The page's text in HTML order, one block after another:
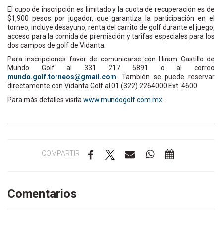
El cupo de inscripción es limitado y la cuota de recuperación es de
$1,900 pesos por jugador, que garantiza la participación en el
torneo, incluye desayuno, renta del carrito de golf durante el juego,
acceso para la comida de premiación y tarifas especiales para los
dos campos de golf de Vidanta.
Para inscripciones favor de comunicarse con Hiram Castillo de
Mundo Golf al 331 217 5891 o al correo
moc.l
iamg@
soenr
ot.fl
og.od
num
. También se puede reservar
directamente con Vidanta Golf al 01 (322) 2264000 Ext. 4600.
Para más detalles visita www.mundogolf.com.mx
COMPARTIR
Comentarios